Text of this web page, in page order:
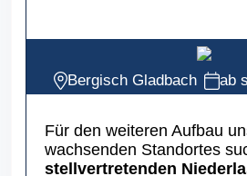
Bergisch Gladbach ab
Für den weiteren Aufbau
wachsenden Standortes
stellvertretenden